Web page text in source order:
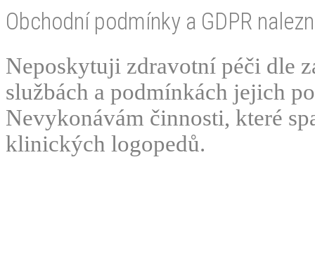
Obchodní podmínky a GDPR
Neposkytuji zdravotní péči dle
službách a podmínkách jejich
Nevykonávám činnosti, které
klinických logopedů.